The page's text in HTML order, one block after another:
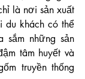
là nơi sản xuất
du khách có thể
sắm những sản
tâm huyết và
truyền thống